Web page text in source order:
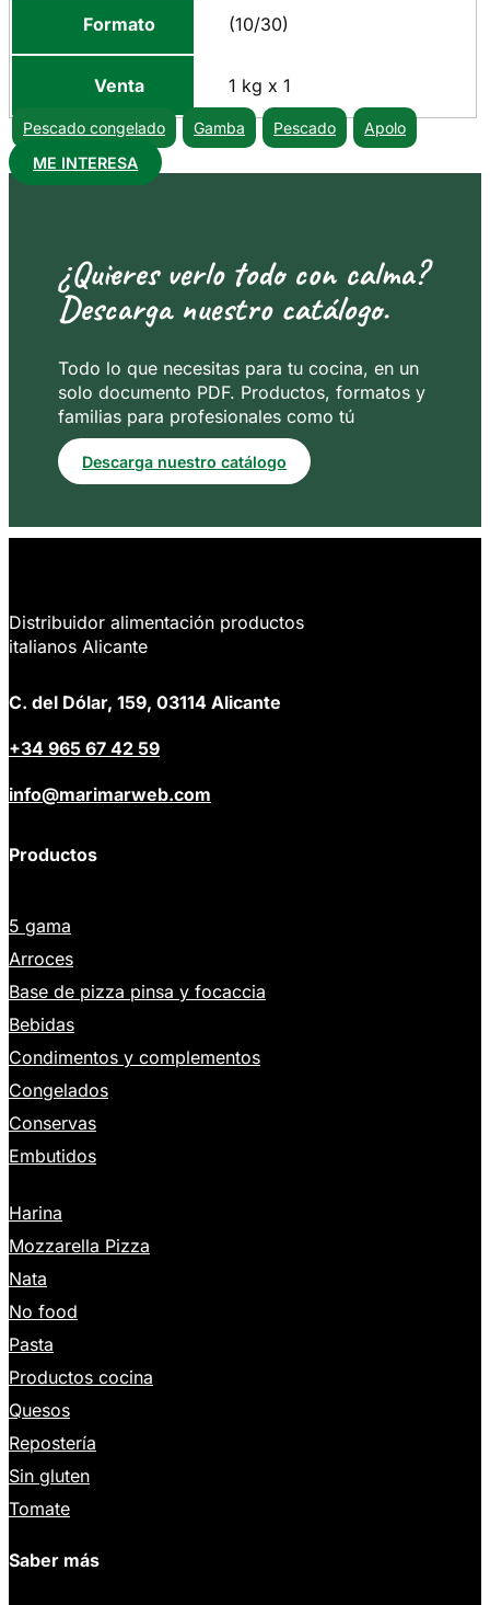
Formato (10/30)
Venta 1 kg x 1
Pescado congelado Gamba Pescado
Apolo
ME INTERESA
¿Quieres verlo todo con calma?
Descarga nuestro catálogo.
Todo lo que necesitas para tu cocina, en un
solo documento PDF. Productos, formatos y
familias para profesionales como tú
Descarga nuestro catálogo
Distribuidor alimentación productos
italianos Alicante
C. del Dólar, 159, 03114 Alicante
+34 965 67 42 59
info@marimarweb.com
Productos
5 gama
Arroces
Base de pizza pinsa y focaccia
Bebidas
Condimentos y complementos
Congelados
Conservas
Embutidos
Harina
Mozzarella Pizza
Nata
No food
Pasta
Productos cocina
Quesos
Repostería
Sin gluten
Tomate
Saber más